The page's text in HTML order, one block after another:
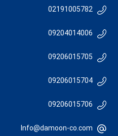
02191005782
09204014006
09206015705
09206015704
09206015706
Info@damoon-co.com